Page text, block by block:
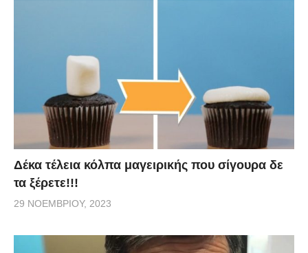
Δέκα τέλεια κόλπα μαγειρικής που σίγουρα δε
τα ξέρετε!!!
29 ΝΟΕΜΒΡΊΟΥ, 2023